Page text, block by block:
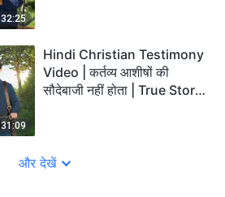
32:25
31:09
Hindi Christian Testimony
Video | कर्तव्य आशीषों की
सौदेबाजी नहीं होता | True Story
और देखें